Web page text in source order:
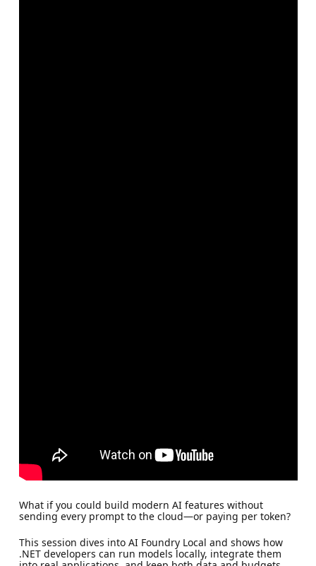
What if you could build modern AI features without
sending every prompt to the cloud—or paying per token?
This session dives into AI Foundry Local and shows how
.NET developers can run models locally, integrate them